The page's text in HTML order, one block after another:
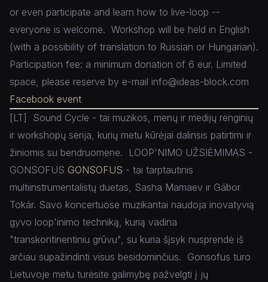
or even participate and learn how to live-loop --
everyone is welcome. Workshop will be held in English
(with a possibility of translation to Russian or Hungarian).
Participation fee: a minimum donation of 6 eur. Limited
space, please reserve by e-mail info@ideas-block.com
Facebook event
[LT]
Sound Cycle - tai muzikos, menų ir medijų renginių
ir workshopų serija, kurių metu kūrėjai dalinsis patirtimi ir
žiniomis su bendruomene.
LOOP'NIMO UŽSIĖMIMAS -
GONSOFUS GONSOFUS - tai tarptautinis
multiinstrumentalistų duetas, Sasha Mamaev ir Gábor
Tokár. Savo koncertuose muzikantai naudoja inovatyvią
gyvo loop'inimo techniką, kurią vadina
"transkontinentiniu grūvu", su kuria šįsyk nusprendė iš
arčiau supažindinti visus besidominčius. Gonsofus turo
Lietuvoje metu turėsite galimybę pažvelgti į jų